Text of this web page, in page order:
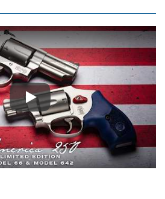
Play